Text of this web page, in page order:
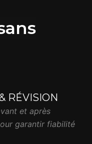
RÉVISION
et après
garantir fiabilité